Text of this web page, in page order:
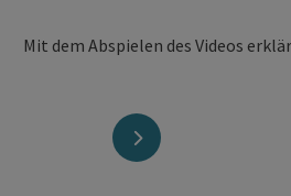
Mit dem Abspielen des Videos
nächstes Element